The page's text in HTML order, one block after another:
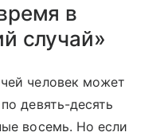
в
случай»
человек может
девять-десять
восемь. Но если